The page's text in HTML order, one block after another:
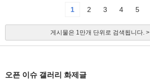
1 2 3 4 5
게시물은 1만개 단위로 검색됩니다. >
오픈 이슈 갤러리 화제글